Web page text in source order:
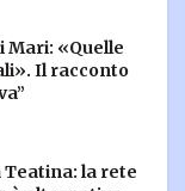
Mari: «Quelle
Il racconto
Teatina: la rete